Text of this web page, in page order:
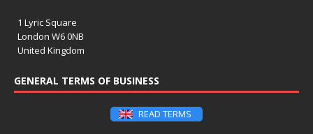
1 Lyric Square
London W6 0NB
United Kingdom
GENERAL TERMS OF BUSINESS
READ TERMS